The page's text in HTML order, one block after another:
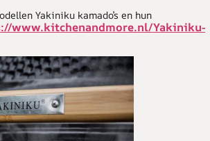
Yakiniku kamado’s en hun
www.kitchenandmore.nl/Yakiniku-